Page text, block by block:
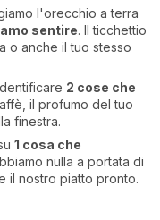
l'orecchio a terra
sentire. Il ticchettio
o anche il tuo stesso
2 cose che
il profumo del tuo
finestra.
1 cosa che
nulla a portata di
il nostro piatto pronto.